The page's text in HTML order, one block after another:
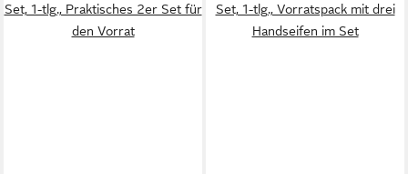
Set, 1-tlg., Praktisches 2er Set für
den Vorrat
Set, 1-tlg., Vorratspack mit drei
Handseifen im Set